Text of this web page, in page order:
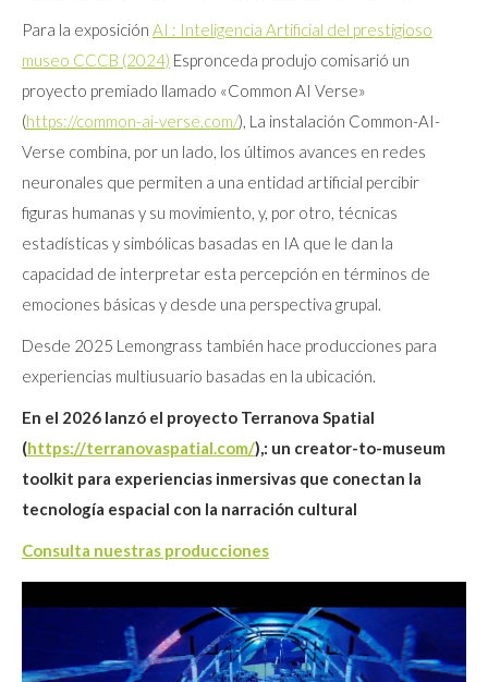
Para la exposición AI : Inteligencia Artificial del prestigioso
museo CCCB (2024) Espronceda produjo comisarió un
proyecto premiado llamado «Common AI Verse»
(https://common-ai-verse.com/), La instalación Common-AI-
Verse combina, por un lado, los últimos avances en redes
neuronales que permiten a una entidad artificial percibir
figuras humanas y su movimiento, y, por otro, técnicas
estadísticas y simbólicas basadas en IA que le dan la
capacidad de interpretar esta percepción en términos de
emociones básicas y desde una perspectiva grupal.
Desde 2025 Lemongrass también hace producciones para
experiencias multiusuario basadas en la ubicación.
En el 2026 lanzó el proyecto Terranova Spatial
(https://terranovaspatial.com/),: un creator-to-museum
toolkit para experiencias inmersivas que conectan la
tecnología espacial con la narración cultural
Consulta nuestras producciones